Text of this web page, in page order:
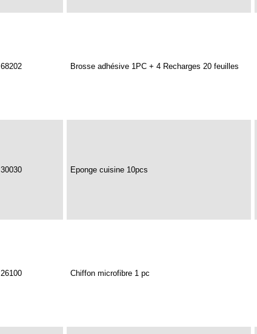
68202 Brosse adhésive 1PC + 4 Recharges 20 feuilles
30030 Eponge cuisine 10pcs
26100 Chiffon microfibre 1 pc